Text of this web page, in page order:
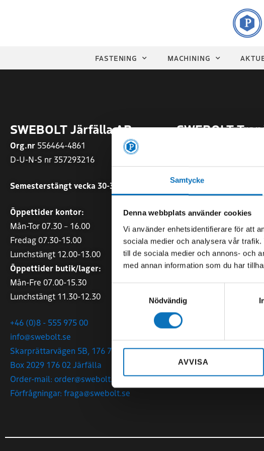
Samtycke
Denna webbplats använder cookies
Vi använder enhetsidentifierare för att
sociala medier och analysera vår
till de sociala medier och annons- och
med annan information som du har
Nödvändig
AVVISA
FASTENING MACHINING
SWEBOLT Järfälla AB
Org.nr 556464-4861
D-U-N-S nr 357293216
Semesterstängt vecka 30-31
Öppettider kontor:
Mån-Tor 07.30 – 16.00
Fredag 07.30-15.00
Lunchstängt 12.00-13.00
Öppettider butik/lager:
Mån-Fre 07.00-15.30
Lunchstängt 11.30-12.30
+46 (0)8 - 555 975 00
info@swebolt.se
Skarprättarvägen 5B, 176 77 Järfälla
Box 2029 176 02 Järfälla
Order-mail: order@swebolt.se
Förfrågningar: fraga@swebolt.se
SWEBOLT
Mån-Fre 07.00-14.00
Öppettider:
Mån-Tor 07.00 – 16.30
Fredag 07.00-14.00
+46 (0)140 - 36 23 00
tranas@swebolt.se
573 38 Tranås